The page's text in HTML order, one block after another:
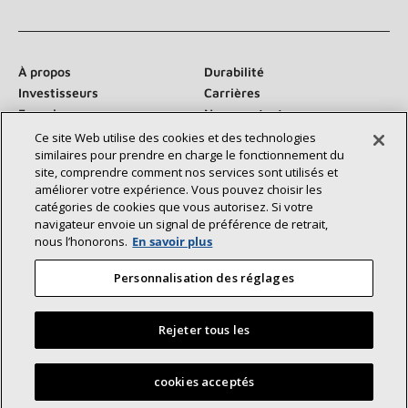
À propos
Durabilité
Investisseurs
Carrières
Fournisseurs
Nous contacter
Salle de presse
Communiquez avec nous :
©2026 Lennox International Inc.
Déclaration d’accessibilité
Confidentialité
Conditions générales
Ce site Web utilise des cookies et des technologies
similaires pour prendre en charge le fonctionnement du
site, comprendre comment nos services sont utilisés et
améliorer votre expérience. Vous pouvez choisir les
catégories de cookies que vous autorisez. Si votre
navigateur envoie un signal de préférence de retrait,
nous l’honorons. En savoir plus
Personnalisation des réglages
Rejeter tous les
cookies acceptés